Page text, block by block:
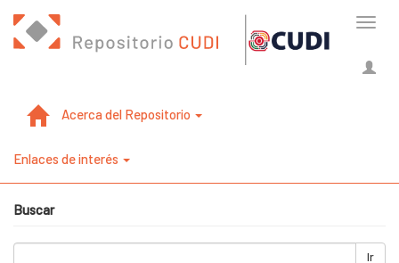
Acerca del Repositorio
Enlaces de interés
Buscar
Ir